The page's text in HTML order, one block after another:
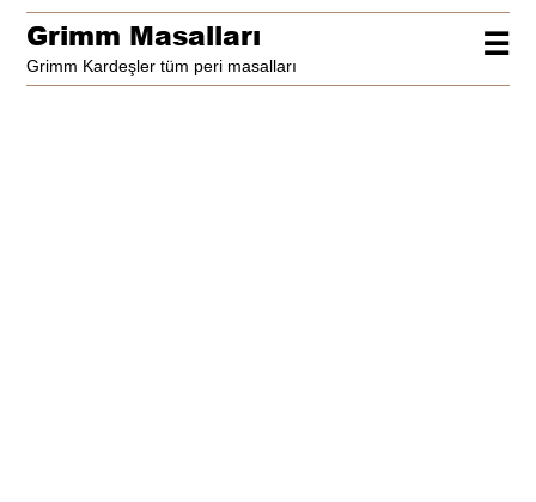
☰
Grimm Masalları
Grimm Kardeşler tüm peri masalları